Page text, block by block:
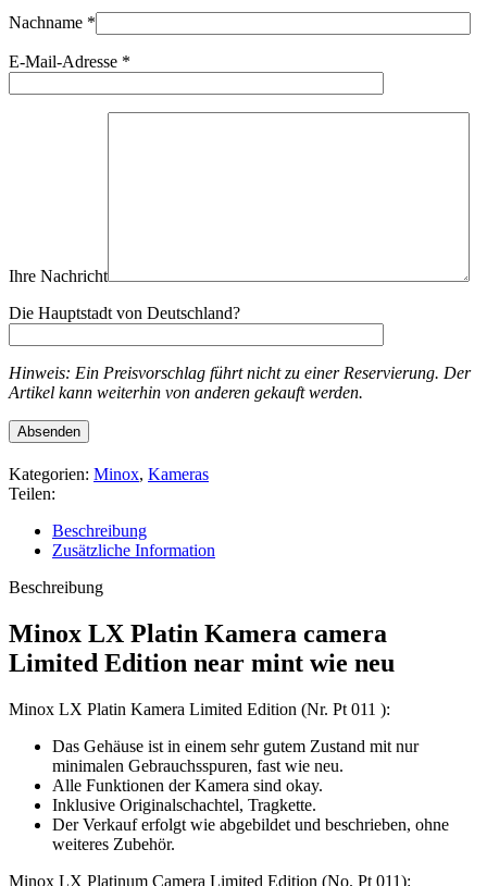
Nachname *
E-Mail-Adresse *
Ihre Nachricht
Die Hauptstadt von Deutschland?
Hinweis: Ein Preisvorschlag führt nicht zu einer Reservierung. Der
Artikel kann weiterhin von anderen gekauft werden.
Kategorien: Minox, Kameras
Teilen:
Beschreibung
Zusätzliche Information
Beschreibung
Minox LX Platin Kamera camera
Limited Edition near mint wie neu
Minox LX Platin Kamera Limited Edition (Nr. Pt 011 ):
Das Gehäuse ist in einem sehr gutem Zustand mit nur
minimalen Gebrauchsspuren, fast wie neu.
Alle Funktionen der Kamera sind okay.
Inklusive Originalschachtel, Tragkette.
Der Verkauf erfolgt wie abgebildet und beschrieben, ohne
weiteres Zubehör.
Minox LX Platinum Camera Limited Edition (No. Pt 011):